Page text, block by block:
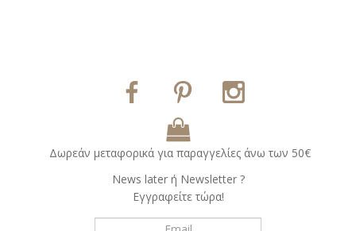
Δωρεάν μεταφορικά για παραγγελίες άνω των 50€
Νews later ή Νewsletter ?
Εγγραφείτε τώρα!